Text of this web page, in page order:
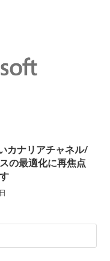
カナリアチャネル/
の最適化に再焦点